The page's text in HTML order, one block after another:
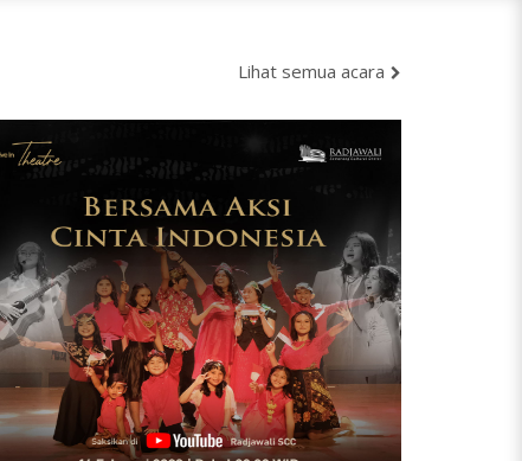
Lihat semua acara